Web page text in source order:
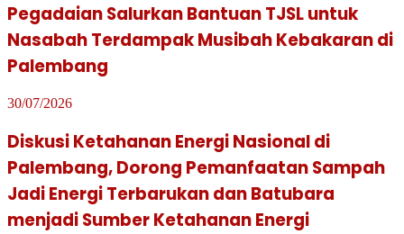
Pegadaian Salurkan Bantuan TJSL untuk
Nasabah Terdampak Musibah Kebakaran di
Palembang
30/07/2026
Diskusi Ketahanan Energi Nasional di
Palembang, Dorong Pemanfaatan Sampah
Jadi Energi Terbarukan dan Batubara
menjadi Sumber Ketahanan Energi